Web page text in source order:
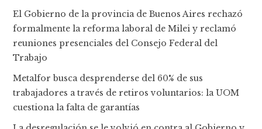
El Gobierno de la provincia de Buenos Aires rechazó
formalmente la reforma laboral de Milei y reclamó
reuniones presenciales del Consejo Federal del
Trabajo
Metalfor busca desprenderse del 60% de sus
trabajadores a través de retiros voluntarios: la UOM
cuestiona la falta de garantías